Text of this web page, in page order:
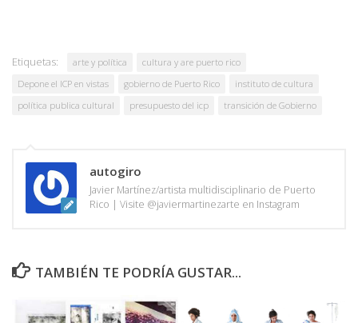
Etiquetas: arte y política
cultura y are puerto rico
Depone el ICP en vistas
gobierno de Puerto Rico
instituto de cultura
política publica cultural
presupuesto del icp transición de Gobierno
autogiro
Javier Martínez/artista multidisciplinario de Puerto
Rico | Visite @javiermartinezarte en Instagram
TAMBIÉN TE PODRÍA GUSTAR...